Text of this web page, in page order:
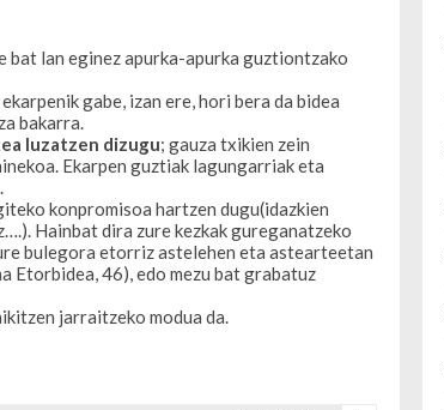
bat lan eginez apurka-apurka guztiontzako
gabe, izan ere, hori bera da bidea
bakarra.
luzatzen dizugu; gauza txikien zein
Ekarpen guztiak lagungarriak eta
konpromisoa hartzen dugu(idazkien
Hainbat dira zure kezkak gureganatzeko
bulegora etorriz astelehen eta astearteetan
46), edo mezu bat grabatuz
jarraitzeko modua da.